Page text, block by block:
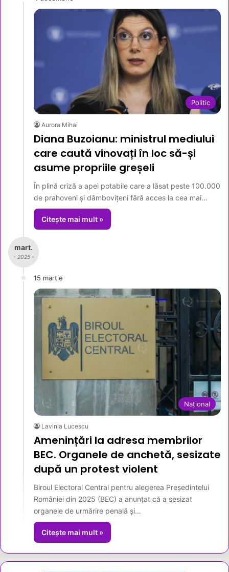
Politic
Aurora Mihai
Diana Buzoianu: ministrul mediului
care caută vinovați în loc să-și
asume propriile greșeli
În plină criză a apei potabile care a lăsat peste 100.000
de prahoveni și dâmbovițeni fără acces la cea mai…
Citește mai mult »
mart.
- 2025 -
15 martie
Național
Lavinia Lucescu
Amenințări la adresa membrilor
BEC. Organele de anchetă, sesizate
după un protest violent
Biroul Electoral Central pentru alegerea Președintelui
României din 2025 (BEC) a anunțat că a sesizat
organele de urmărire penală și…
Citește mai mult »